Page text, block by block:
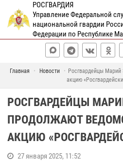
РОСГВАРДИЯ
Управление Федеральной
национальной гвардии
Федерации по Республике
Главная Новости
Росгвардейцы
акцию
РОСГВАРДЕЙЦЫ
ПРОДОЛЖАЮТ
АКЦИЮ
27 января 2025, 11:52